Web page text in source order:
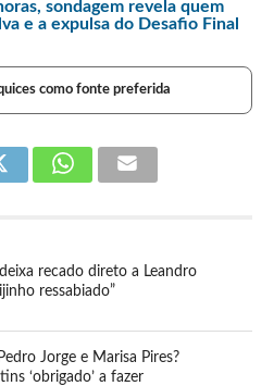
sondagem revela quem
e a expulsa do Desafio Final
como fonte preferida
recado direto a Leandro
ressabiado”
Jorge e Marisa Pires?
‘obrigado’ a fazer